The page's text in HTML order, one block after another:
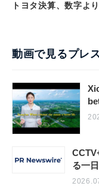
トヨタ決算、数字よ
動画で見るプレ
る一日